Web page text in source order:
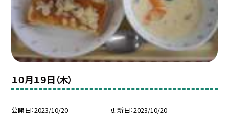
１０月１９日（木）
公開日 2023/10/20 更新日 2023/10/20